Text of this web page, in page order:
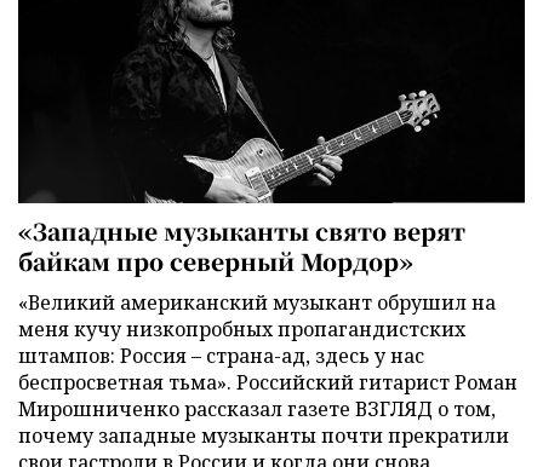
«Западные музыканты свято верят
байкам про северный Мордор»
«Великий американский музыкант обрушил на
меня кучу низкопробных пропагандистских
штампов: Россия – страна-ад, здесь у нас
беспросветная тьма». Российский гитарист Роман
Мирошниченко рассказал газете ВЗГЛЯД о том,
почему западные музыканты почти прекратили